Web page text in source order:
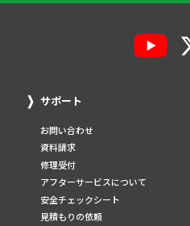
サポート
お問い合わせ
資料請求
修理受付
アフターサービスについて
安全チェックシート
見積もりの依頼